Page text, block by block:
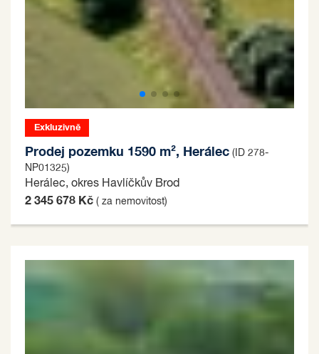
Exkluzivně
Prodej pozemku 1590 m², Herálec (ID 278-
NP01325)
Herálec, okres Havlíčkův Brod
2 345 678 Kč ( za nemovitost)